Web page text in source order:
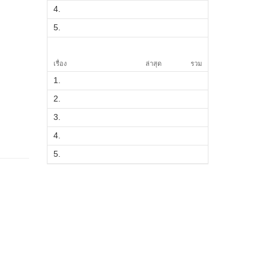
4.
5.
เรื่อง ล่าสุด รวม
1.
2.
3.
4.
5.